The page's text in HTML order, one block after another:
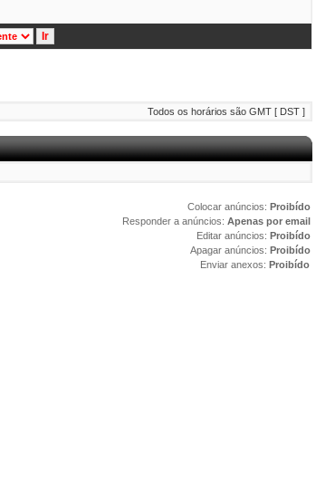
Todos os horários são GMT [ DST ]
Colocar anúncios: Proibído
Responder a anúncios: Apenas por email
Editar anúncios: Proibído
Apagar anúncios: Proibído
Enviar anexos: Proibído